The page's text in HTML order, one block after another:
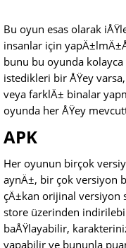
Bu oyun esas olarak
insanlar için
bunu bu oyunda
istedikleri bir ÅŸey
veya farklÄ± binalar
oyunda her ÅŸey
APK
Her oyunun birçok
aynÄ±, bir çok versiyon
çÄ±kan orijinal versiyon
store üzerinden
baÅŸlayabilir,
yapabilir ve bununla